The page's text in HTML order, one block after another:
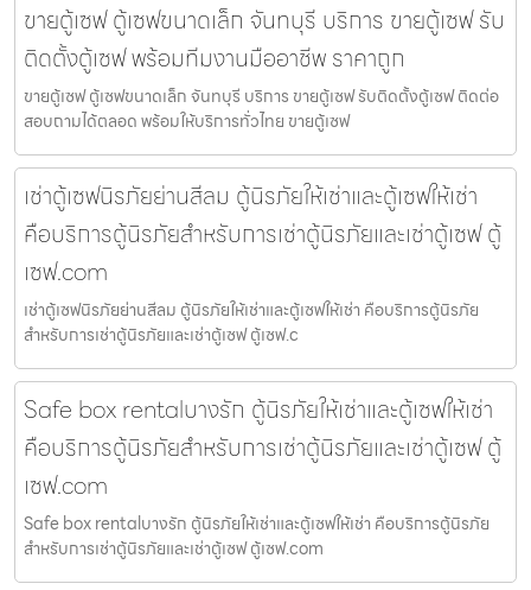
ขายตู้เซฟ ตู้เซฟขนาดเล็ก จันทบุรี บริการ ขายตู้เซฟ รับ
ติดตั้งตู้เซฟ พร้อมทีมงานมืออาชีพ ราคาถูก
ขายตู้เซฟ ตู้เซฟขนาดเล็ก จันทบุรี บริการ ขายตู้เซฟ รับติดตั้งตู้เซฟ ติดต่อ
สอบถามได้ตลอด พร้อมให้บริการทั่วไทย ขายตู้เซฟ
เช่าตู้เซฟนิรภัยย่านสีลม ตู้นิรภัยให้เช่าและตู้เซฟให้เช่า
คือบริการตู้นิรภัยสำหรับการเช่าตู้นิรภัยและเช่าตู้เซฟ ตู้
เซฟ.com
เช่าตู้เซฟนิรภัยย่านสีลม ตู้นิรภัยให้เช่าและตู้เซฟให้เช่า คือบริการตู้นิรภัย
สำหรับการเช่าตู้นิรภัยและเช่าตู้เซฟ ตู้เซฟ.c
Safe box rentalบางรัก ตู้นิรภัยให้เช่าและตู้เซฟให้เช่า
คือบริการตู้นิรภัยสำหรับการเช่าตู้นิรภัยและเช่าตู้เซฟ ตู้
เซฟ.com
Safe box rentalบางรัก ตู้นิรภัยให้เช่าและตู้เซฟให้เช่า คือบริการตู้นิรภัย
สำหรับการเช่าตู้นิรภัยและเช่าตู้เซฟ ตู้เซฟ.com